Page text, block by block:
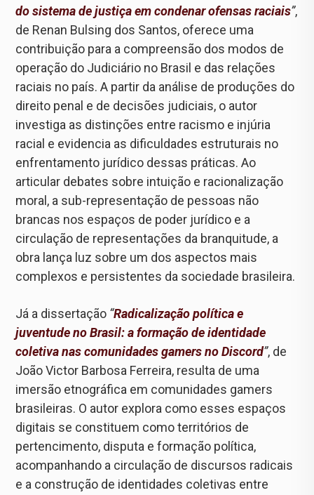
do sistema de justiça em condenar ofensas raciais”,
de Renan Bulsing dos Santos, oferece uma
contribuição para a compreensão dos modos de
operação do Judiciário no Brasil e das relações
raciais no país. A partir da análise de produções do
direito penal e de decisões judiciais, o autor
investiga as distinções entre racismo e injúria
racial e evidencia as dificuldades estruturais no
enfrentamento jurídico dessas práticas. Ao
articular debates sobre intuição e racionalização
moral, a sub-representação de pessoas não
brancas nos espaços de poder jurídico e a
circulação de representações da branquitude, a
obra lança luz sobre um dos aspectos mais
complexos e persistentes da sociedade brasileira.
Já a dissertação “Radicalização política e
juventude no Brasil: a formação de identidade
coletiva nas comunidades gamers no Discord”, de
João Victor Barbosa Ferreira, resulta de uma
imersão etnográfica em comunidades gamers
brasileiras. O autor explora como esses espaços
digitais se constituem como territórios de
pertencimento, disputa e formação política,
acompanhando a circulação de discursos radicais
e a construção de identidades coletivas entre